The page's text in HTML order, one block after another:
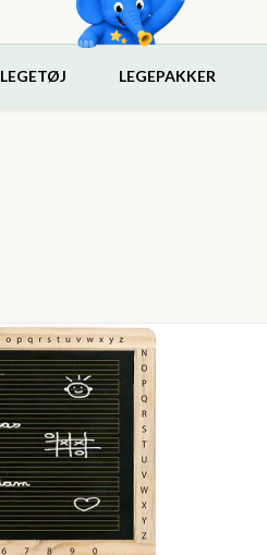
LEGETØJ LEGEPAKKER